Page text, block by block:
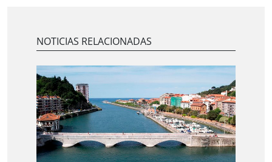
NOTICIAS RELACIONADAS